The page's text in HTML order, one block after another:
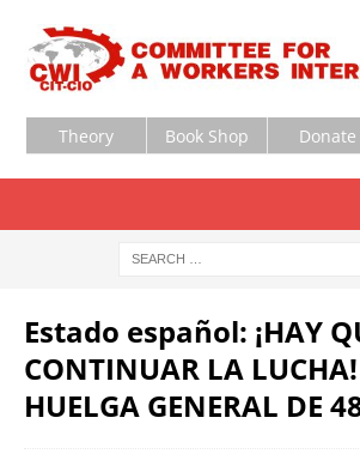
Theory Book Shop Donate
Estado español: ¡HAY
CONTINUAR LA
HUELGA GENERAL DE